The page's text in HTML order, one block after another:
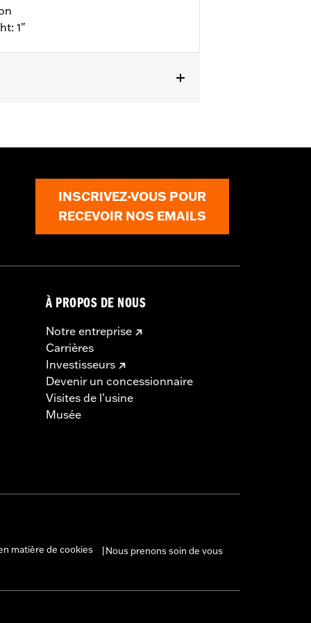
1"
INSCRIVEZ-VOUS POUR
RECEVOIR NOS EMAILS
À PROPOS DE NOUS
Notre entreprise
Carrières
Investisseurs
Devenir un concessionnaire
Visites de l’usine
Musée
matière de cookies Nous prenons soin de vous